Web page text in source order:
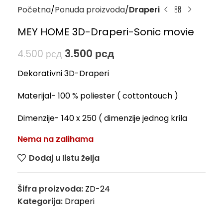
Početna Ponuda proizvoda Draperi
MEY HOME 3D-Draperi-Sonic movie
4.500рсд 3.500 рсд
Dekorativni 3D-Draperi
Materijal- 100 % poliester ( cottontouch )
Dimenzije- 140 x 250 ( dimenzije jednog krila
Nema na zalihama
Dodaj u listu želja
Šifra proizvoda: ZD-24
Kategorija: Draperi